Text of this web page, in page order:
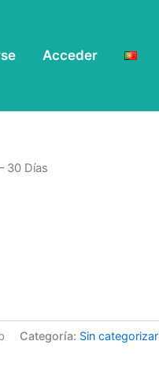
Acceder
30 Días
Categoría: Sin categorizar